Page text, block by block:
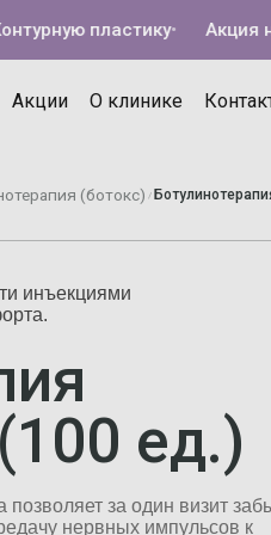
пластику• Акция на
Акции О клинике
(ботокс) /
инъекциями
ед.)
за один визит
нервных импульсов к